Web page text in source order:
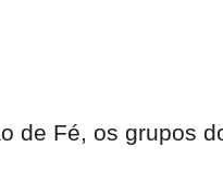
de Fé, os grupos